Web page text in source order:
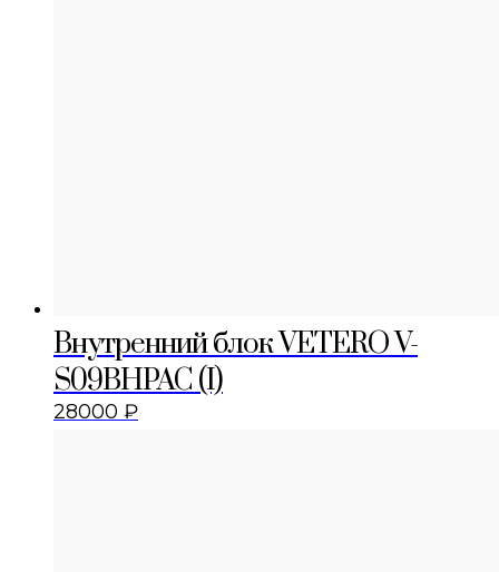
Внутренний блок VETERO V-
S09BHPAC (I)
28000 ₽